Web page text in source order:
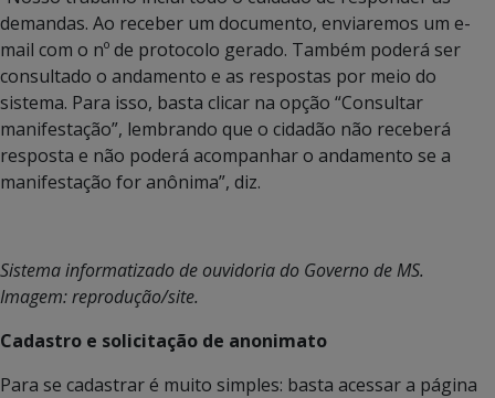
demandas. Ao receber um documento, enviaremos um e-
mail com o nº de protocolo gerado. Também poderá ser
consultado o andamento e as respostas por meio do
sistema. Para isso, basta clicar na opção “Consultar
manifestação”, lembrando que o cidadão não receberá
resposta e não poderá acompanhar o andamento se a
manifestação for anônima”, diz.
Sistema informatizado de ouvidoria do Governo de MS.
Imagem: reprodução/site.
Cadastro e solicitação de anonimato
Para se cadastrar é muito simples: basta acessar a página